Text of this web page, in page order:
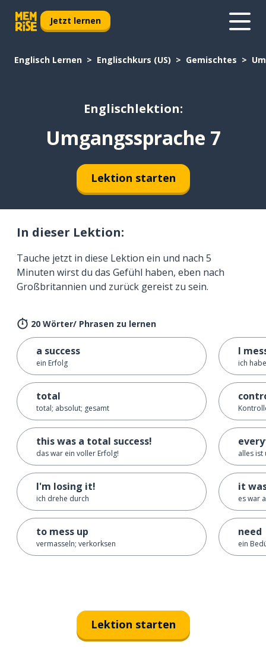
Jetzt lernen
Englisch Lernen Englischkurs (US) Gemischtes
Englischlektion:
Umgangssprache 7
Lektion starten
In dieser Lektion:
Tauche jetzt in diese Lektion ein und nach 5
Minuten wirst du das Gefühl haben, eben nach
Großbritannien und zurück gereist zu sein.
20 Wörter/ Phrasen zu lernen
a success
ein Erfolg
total
total; absolut; gesamt
this was a total success!
das war ein voller Erfolg!
I'm losing it!
ich drehe durch
to mess up
vermasseln; verkorksen
I
ich
alles ist
it
es war
need
ein
Lektion starten